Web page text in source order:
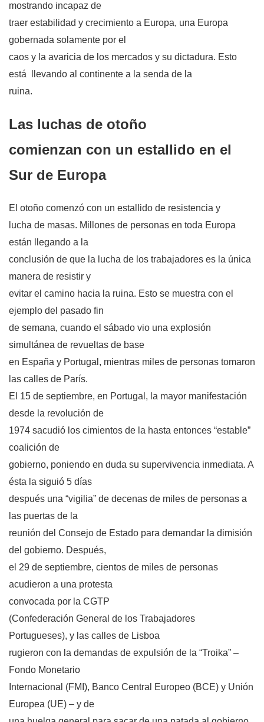
mostrando incapaz de
traer estabilidad y crecimiento a Europa, una Europa
gobernada solamente por el
caos y la avaricia de los mercados y su dictadura. Esto
está
llevando al continente a la senda de la
ruina.
Las luchas de otoño
comienzan con un estallido en el
Sur de Europa
El otoño comenzó con un estallido de resistencia y
lucha de masas. Millones de personas en toda Europa
están llegando a la
conclusión de que la lucha de los trabajadores es la única
manera de resistir y
evitar el camino hacia la ruina. Esto se muestra con el
ejemplo del pasado fin
de semana, cuando el sábado vio una explosión
simultánea de revueltas de base
en España y Portugal, mientras miles de personas tomaron
las calles de París.
El 15 de septiembre, en Portugal, la mayor manifestación
desde la revolución de
1974 sacudió los cimientos de la hasta entonces “estable”
coalición de
gobierno, poniendo en duda su supervivencia inmediata. A
ésta la siguió 5 días
después una “vigilia” de decenas de miles de personas a
las puertas de la
reunión del Consejo de Estado para demandar la dimisión
del gobierno. Después,
el 29 de septiembre, cientos de miles de personas
acudieron a una protesta
convocada por la CGTP
(Confederación General de los Trabajadores
Portugueses), y las calles de Lisboa
rugieron con la demandas de expulsión de la “Troika” –
Fondo Monetario
Internacional (FMI), Banco Central Europeo (BCE) y Unión
Europea (UE) – y de